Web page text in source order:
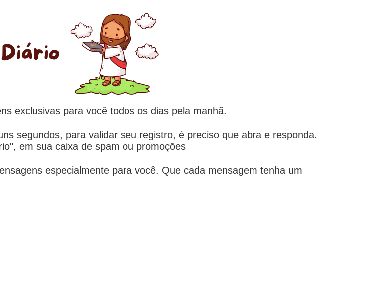
exclusivas para você todos os dias pela manhã.
segundos, para validar seu registro, é preciso que abra e responda.
em sua caixa de spam ou promoções
especialmente para você. Que cada mensagem tenha um